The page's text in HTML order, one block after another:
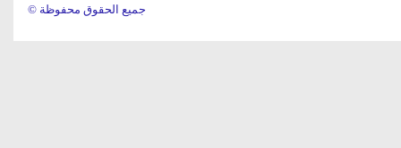
© جميع الحقوق محفوظة